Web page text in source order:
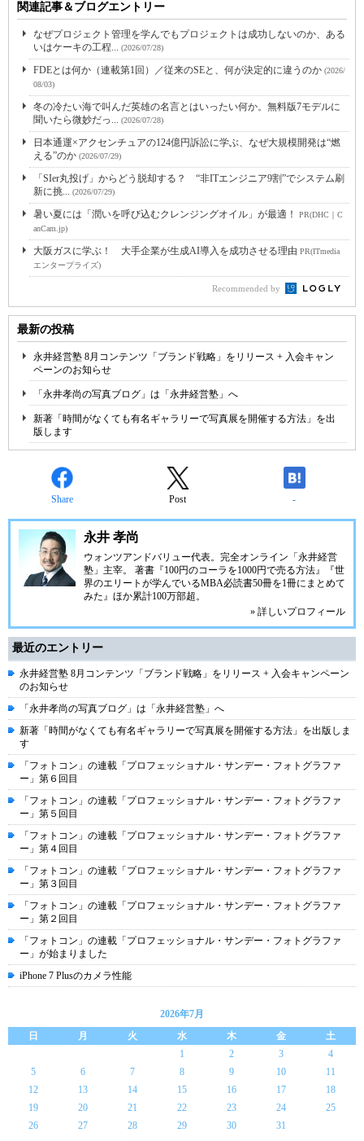
関連記事＆ブログエントリー
なぜプロジェクト管理を学んでもプロジェクトは成功しないのか、ある
いはケーキの工程... (2026/07/28)
FDEとは何か（連載第1回）／従来のSEと、何が決定的に違うのか (2026/
08/03)
冬の冷たい海で叫んだ英雄の名言とはいったい何か。無料版7モデルに
聞いたら微妙だっ... (2026/07/28)
日本通運×アクセンチュアの124億円訴訟に学ぶ、なぜ大規模開発は“燃
える”のか (2026/07/29)
「SIer丸投げ」からどう脱却する？ “非ITエンジニア9割”でシステム刷
新に挑... (2026/07/29)
暑い夏には「潤いを呼び込むクレンジングオイル」が最適！
PR(DHC｜C
anCam.jp)
大阪ガスに学ぶ！ 大手企業が生成AI導入を成功させる理由 PR(ITmedia
エンタープライズ)
Recommended by
最新の投稿
永井経営塾 8月コンテンツ「ブランド戦略」をリリース + 入会キャン
ペーンのお知らせ
「永井孝尚の写真ブログ」は「永井経営塾」へ
新著「時間がなくても有名ギャラリーで写真展を開催する方法」を出
版します
Share Post -
永井 孝尚
ウォンツアンドバリュー代表。完全オンライン「永井経営
塾」主宰。 著書『100円のコーラを1000円で売る方法』『世
界のエリートが学んでいるMBA必読書50冊を1冊にまとめて
みた』ほか累計100万部超。
» 詳しいプロフィール
最近のエントリー
永井経営塾 8月コンテンツ「ブランド戦略」をリリース + 入会キャンペーン
のお知らせ
「永井孝尚の写真ブログ」は「永井経営塾」へ
新著「時間がなくても有名ギャラリーで写真展を開催する方法」を出版しま
す
「フォトコン」の連載「プロフェッショナル・サンデー・フォトグラファ
ー」第６回目
「フォトコン」の連載「プロフェッショナル・サンデー・フォトグラファ
ー」第５回目
「フォトコン」の連載「プロフェッショナル・サンデー・フォトグラファ
ー」第４回目
「フォトコン」の連載「プロフェッショナル・サンデー・フォトグラファ
ー」第３回目
「フォトコン」の連載「プロフェッショナル・サンデー・フォトグラファ
ー」第２回目
「フォトコン」の連載「プロフェッショナル・サンデー・フォトグラファ
ー」が始まりました
iPhone 7 Plusのカメラ性能
2026年7月
日
月 火 水 木 金
土
1
2 3
4
5
6 7 8 9 10
11
12
13 14 15 16 17
18
19
20 21 22 23 24
25
26
27 28 29 30 31